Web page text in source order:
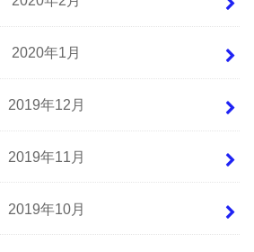
2020年1月
2019年12月
2019年11月
2019年10月